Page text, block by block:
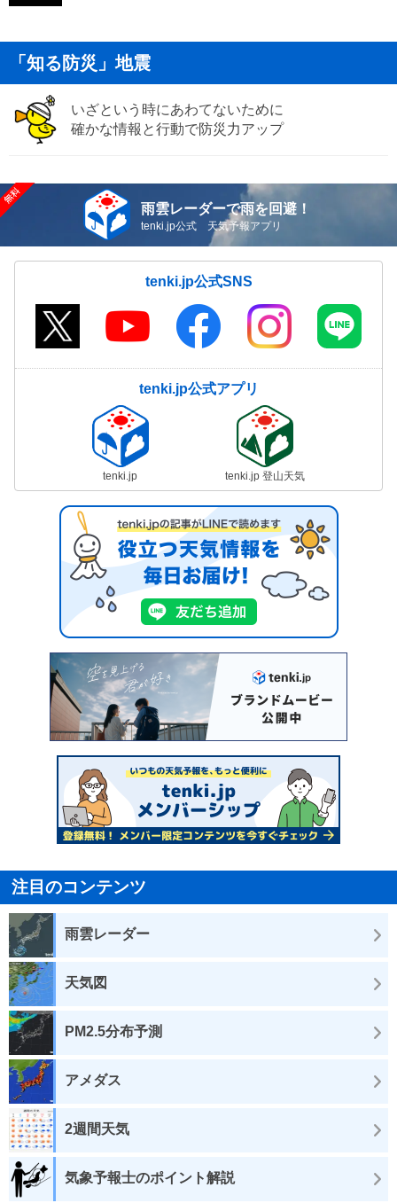
「知る防災」地震
いざという時にあわてないために
確かな情報と行動で防災力アップ
雨雲レーダーで雨を回避！
tenki.jp公式 天気予報アプリ
tenki.jp公式SNS
tenki.jp公式アプリ
tenki.jp tenki.jp 登山天気
注目のコンテンツ
雨雲レーダー
天気図
PM2.5分布予測
アメダス
2週間天気
気象予報士のポイント解説